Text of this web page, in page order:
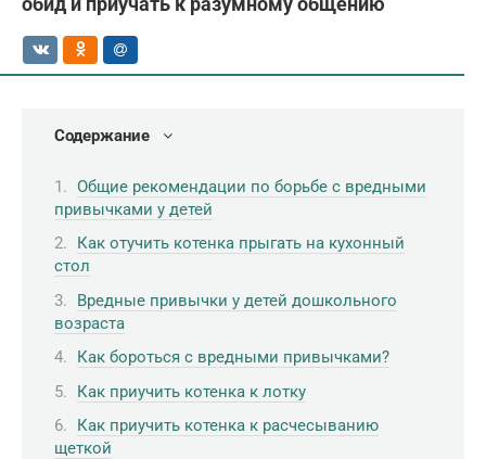
Содержание
Общие рекомендации по борьбе с вредными
привычками у детей
Как отучить котенка прыгать на кухонный
стол
Вредные привычки у детей дошкольного
возраста
Как бороться с вредными привычками?
Как приучить котенка к лотку
Как приучить котенка к расчесыванию
щеткой